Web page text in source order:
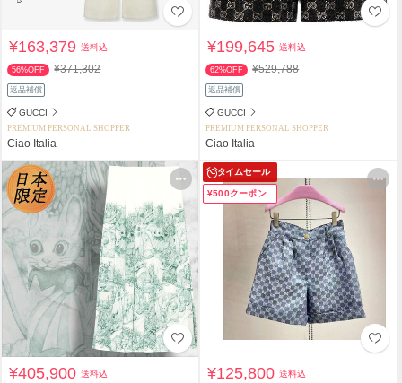
¥163,379送料込
56%OFF ¥371,302
返品補償
GUCCI
PREMIUM PERSONAL SHOPPER
Ciao Italia
¥199,645送料込
62%OFF ¥529,788
返品補償
GUCCI
PREMIUM PERSONAL SHOPPER
Ciao Italia
¥405,900送料込
タイムセール
¥500クーポン
¥125,800送料込